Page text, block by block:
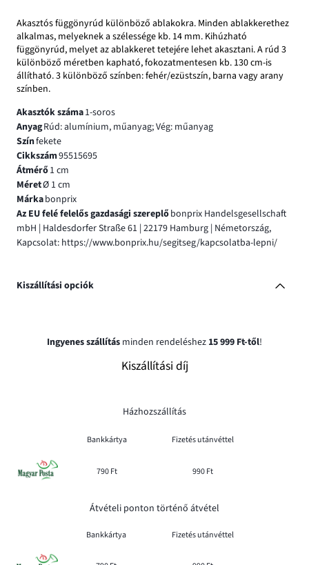
Akasztós függönyrúd különböző ablakokra. Minden ablakkerethez
alkalmas, melyeknek a szélessége kb. 14 mm. Kihúzható
függönyrúd, melyet az ablakkeret tetejére lehet akasztani. A rúd 3
különböző méretben kapható, fokozatmentesen kb. 130 cm-is
állítható. 3 különböző színben: fehér/ezüstszín, barna vagy arany
színben.
Akasztók száma1-soros
AnyagRúd: alumínium, műanyag; Vég: műanyag
Színfekete
Cikkszám95515695
Átmérő1 cm
MéretØ 1 cm
Márkabonprix
Az EU felé felelős gazdasági szereplőbonprix Handelsgesellschaft
mbH | Haldesdorfer Straße 61 | 22179 Hamburg | Németország,
Kapcsolat: https://www.bonprix.hu/segitseg/kapcsolatba-lepni/
Kiszállítási opciók
Ingyenes szállítás minden rendeléshez 15 999 Ft-től!
Kiszállítási díj
Házhozszállítás
Bankkártya Fizetés utánvéttel
790 Ft 990 Ft
Átvételi ponton történő átvétel
Bankkártya Fizetés utánvéttel